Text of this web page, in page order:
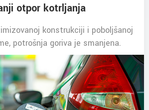
otpor kotrljanja
konstrukciji i poboljšanoj
potrošnja goriva je smanjena.